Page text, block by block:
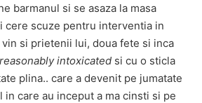
barmanul si se asaza la masa
cere scuze pentru interventia in
si prietenii lui, doua fete si inca
reasonably intoxicated si cu o sticla
plina.. care a devenit pe jumatate
in care au inceput a ma cinsti si pe